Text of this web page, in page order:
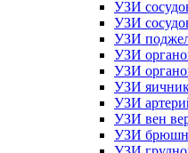
УЗИ
УЗИ
УЗИ
УЗИ
УЗИ
УЗИ
УЗИ
УЗИ вен
УЗИ